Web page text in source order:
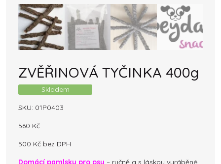
ZVĚŘINOVÁ TYČINKA 400g
Skladem
SKU: 01P0403
560 Kč
500 Kč bez DPH
Domácí pamlsky pro psy – ručně a s láskou vyráběné,